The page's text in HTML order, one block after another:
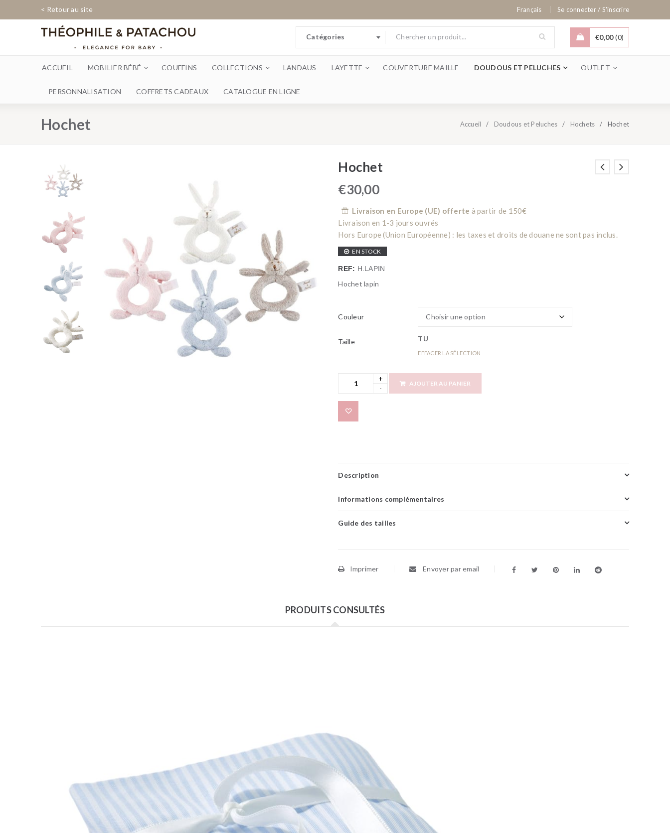
< Retour au site Français Se connecter/ S'inscrire
Catégories €0,00 0
ACCUEIL MOBILIER BÉBÉ COUFFINS COLLECTIONS LANDAUS LAYETTE COUVERTURE MAILLE DOUDOUS ET PELUCHES OUTLET
PERSONNALISATION COFFRETS CADEAUX CATALOGUE EN LIGNE
Hochet Accueil / Doudous et Peluches / Hochets / Hochet
Hochet
€30,00
Livraison en Europe (UE) offerte à partir de 150€
Livraison en 1-3 jours ouvrés
Hors Europe (Union Européenne) : les taxes et droits de douane ne sont pas inclus.
EN STOCK
REF: H.LAPIN
Hochet lapin
Couleur
Taille TU
EFFACER LA SÉLECTION
AJOUTER AU PANIER
Description
Informations complémentaires
Guide des tailles
Imprimer Envoyer par email
PRODUITS CONSULTÉS